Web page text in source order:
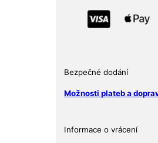
platidlo
množství
Bezpečné dodání
Možnosti plateb a
Informace o vrácení